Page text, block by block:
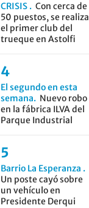
CRISIS
Con cerca de
50 puestos, se realiza
el primer club del
trueque en Astolfi
El segundo en esta
semana
Nuevo robo
en la fábrica ILVA del
Parque Industrial
Barrio La Esperanza
Un poste cayó sobre
un vehículo en
Presidente Derqui